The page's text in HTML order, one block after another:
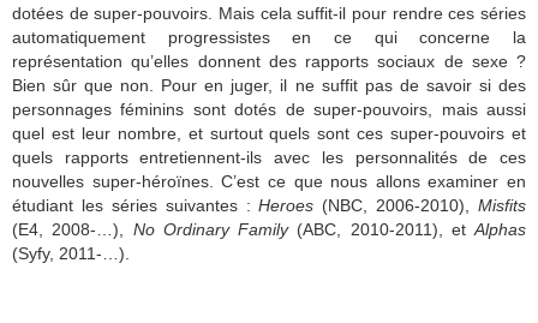
dotées de super-pouvoirs. Mais cela suffit-il pour rendre ces séries
automatiquement progressistes en ce qui concerne la
représentation qu’elles donnent des rapports sociaux de sexe ?
Bien sûr que non. Pour en juger, il ne suffit pas de savoir si des
personnages féminins sont dotés de super-pouvoirs, mais aussi
quel est leur nombre, et surtout quels sont ces super-pouvoirs et
quels rapports entretiennent-ils avec les personnalités de ces
nouvelles super-héroïnes. C’est ce que nous allons examiner en
étudiant les séries suivantes :Heroes (NBC, 2006-2010), Misfits
(E4, 2008-…), No Ordinary Family(ABC, 2010-2011), et Alphas
(Syfy, 2011-…).